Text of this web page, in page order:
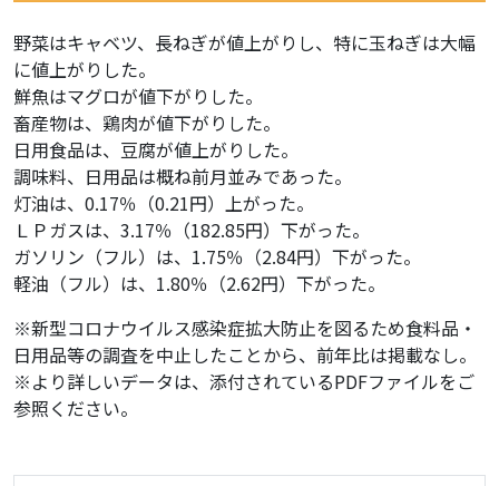
野菜はキャベツ、長ねぎが値上がりし、特に玉ねぎは大幅
に値上がりした。
鮮魚はマグロが値下がりした。
畜産物は、鶏肉が値下がりした。
日用食品は、豆腐が値上がりした。
調味料、日用品は概ね前月並みであった。
灯油は、0.17％（0.21円）上がった。
ＬＰガスは、3.17％（182.85円）下がった。
ガソリン（フル）は、1.75％（2.84円）下がった。
軽油（フル）は、1.80％（2.62円）下がった。
※新型コロナウイルス感染症拡大防止を図るため食料品・
日用品等の調査を中止したことから、前年比は掲載なし。
※より詳しいデータは、添付されているPDFファイルをご
参照ください。